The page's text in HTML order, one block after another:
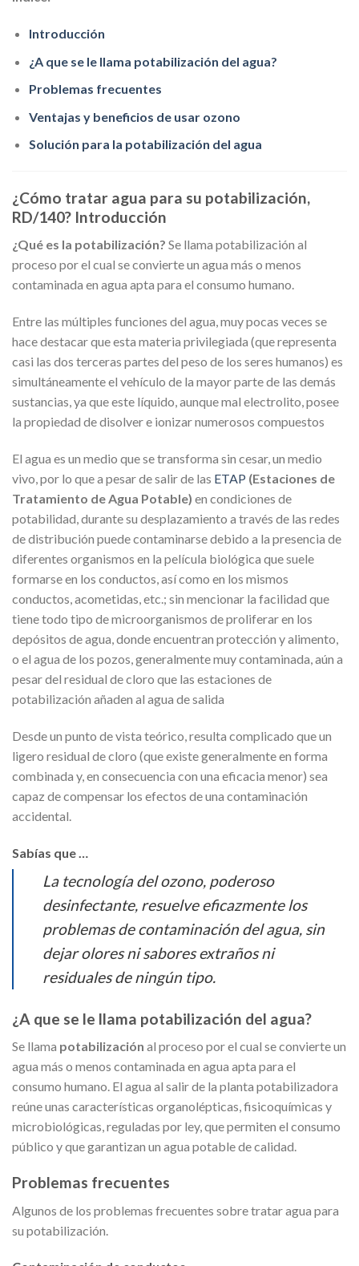
Introducción
¿A que se le llama potabilización del agua?
Problemas frecuentes
Ventajas y beneficios de usar ozono
Solución para la potabilización del agua
¿Cómo tratar agua para su potabilización,
RD/140? Introducción
¿Qué es la potabilización? Se llama potabilización al
proceso por el cual se convierte un agua más o menos
contaminada en agua apta para el consumo humano.
Entre las múltiples funciones del agua, muy pocas veces se
hace destacar que esta materia privilegiada (que representa
casi las dos terceras partes del peso de los seres humanos) es
simultáneamente el vehículo de la mayor parte de las demás
sustancias, ya que este líquido, aunque mal electrolito, posee
la propiedad de disolver e ionizar numerosos compuestos
El agua es un medio que se transforma sin cesar, un medio
vivo, por lo que a pesar de salir de las ETAP (Estaciones de
Tratamiento de Agua Potable) en condiciones de
potabilidad, durante su desplazamiento a través de las redes
de distribución puede contaminarse debido a la presencia de
diferentes organismos en la película biológica que suele
formarse en los conductos, así como en los mismos
conductos, acometidas, etc.; sin mencionar la facilidad que
tiene todo tipo de microorganismos de proliferar en los
depósitos de agua, donde encuentran protección y alimento,
o el agua de los pozos, generalmente muy contaminada, aún a
pesar del residual de cloro que las estaciones de
potabilización añaden al agua de salida
Desde un punto de vista teórico, resulta complicado que un
ligero residual de cloro (que existe generalmente en forma
combinada y, en consecuencia con una eficacia menor) sea
capaz de compensar los efectos de una contaminación
accidental.
Sabías que …
La tecnología del ozono, poderoso
desinfectante, resuelve eficazmente los
problemas de contaminación del agua, sin
dejar olores ni sabores extraños ni
residuales de ningún tipo.
¿A que se le llama potabilización del agua?
Se llama potabilización al proceso por el cual se convierte un
agua más o menos contaminada en agua apta para el
consumo humano. El agua al salir de la planta potabilizadora
reúne unas características organolépticas, fisicoquímicas y
microbiológicas, reguladas por ley, que permiten el consumo
público y que garantizan un agua potable de calidad.
Problemas frecuentes
Algunos de los problemas frecuentes sobre tratar agua para
su potabilización.